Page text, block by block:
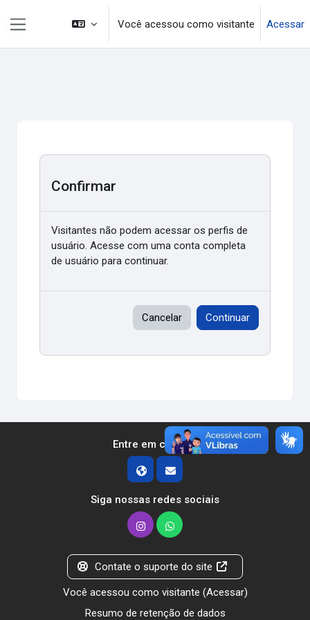
Ir para o conteúdo principal
Você acessou como visitante Acessar
Confirmar
Visitantes não podem acessar os perfis de
usuário. Acesse com uma conta completa
de usuário para continuar.
Cancelar Continuar
Entre em contato
Siga nossas redes sociais
Contate o suporte do site
Você acessou como visitante (Acessar)
Resumo de retenção de dados